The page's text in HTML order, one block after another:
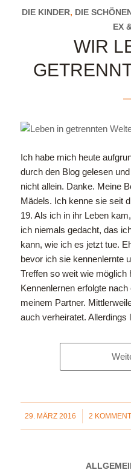
DIE KINDER, DIE
EX
WIR
Ich habe mich heute
durch den Blog gelesen
nicht allein. Danke. Meine
Mädels. Ich kenne sie seit
19. Als ich in ihr Leben
ich niemals gedacht, das
kann, wie ich es jetzt tue.
bevor ich sie kennenlernte
Treffen so weit wie
Kennenlernen erfolgte
meinem Partner.
auch verheiratet. Allerdings
29. MÄRZ 2016
/ 2 /